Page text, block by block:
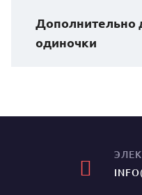
Дополнительно
одиночки